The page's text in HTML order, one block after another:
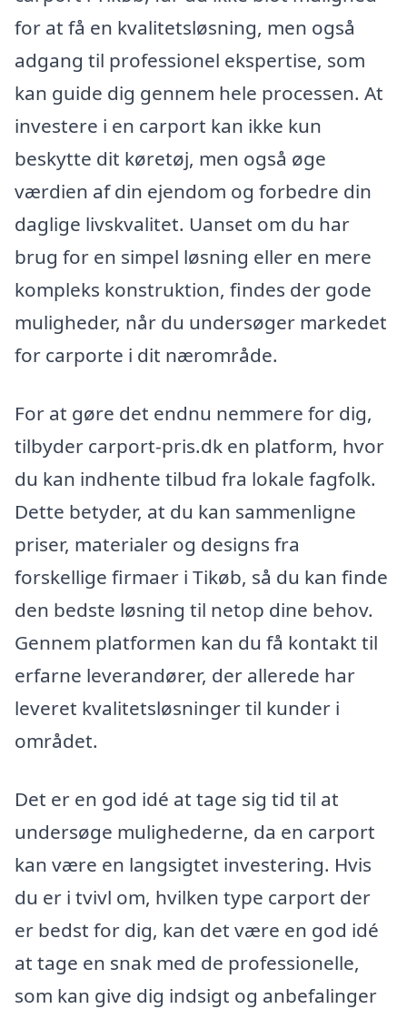
for at få en kvalitetsløsning, men også
adgang til professionel ekspertise, som
kan guide dig gennem hele processen. At
investere i en carport kan ikke kun
beskytte dit køretøj, men også øge
værdien af din ejendom og forbedre din
daglige livskvalitet. Uanset om du har
brug for en simpel løsning eller en mere
kompleks konstruktion, findes der gode
muligheder, når du undersøger markedet
for carporte i dit nærområde.
For at gøre det endnu nemmere for dig,
tilbyder carport-pris.dk en platform, hvor
du kan indhente tilbud fra lokale fagfolk.
Dette betyder, at du kan sammenligne
priser, materialer og designs fra
forskellige firmaer i Tikøb, så du kan finde
den bedste løsning til netop dine behov.
Gennem platformen kan du få kontakt til
erfarne leverandører, der allerede har
leveret kvalitetsløsninger til kunder i
området.
Det er en god idé at tage sig tid til at
undersøge mulighederne, da en carport
kan være en langsigtet investering. Hvis
du er i tvivl om, hvilken type carport der
er bedst for dig, kan det være en god idé
at tage en snak med de professionelle,
som kan give dig indsigt og anbefalinger